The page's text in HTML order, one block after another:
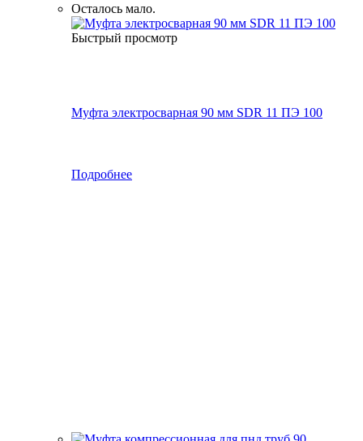
Осталось мало.
Быстрый просмотр
Муфта электросварная 90 мм SDR 11 ПЭ 100
Подробнее